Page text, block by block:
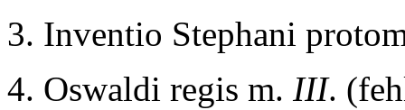
3. Inventio Stephani
4. Oswaldi regis m. III.